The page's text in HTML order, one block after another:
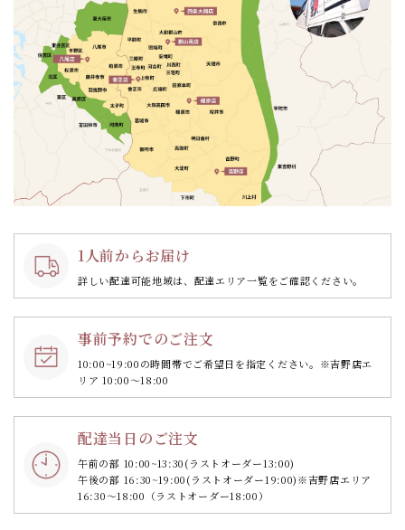
1人前からお届け
詳しい配達可能地域は、配達エリア一覧をご確認ください。
事前予約でのご注文
10:00~19:00の時間帯でご希望日を指定ください。 ※吉野店エ
リア 10:00～18:00
配達当日のご注文
午前の部 10:00~13:30(ラストオーダー13:00)
午後の部 16:30~19:00(ラストオーダー19:00)※吉野店エリア
16:30～18:00（ラストオーダー18:00）